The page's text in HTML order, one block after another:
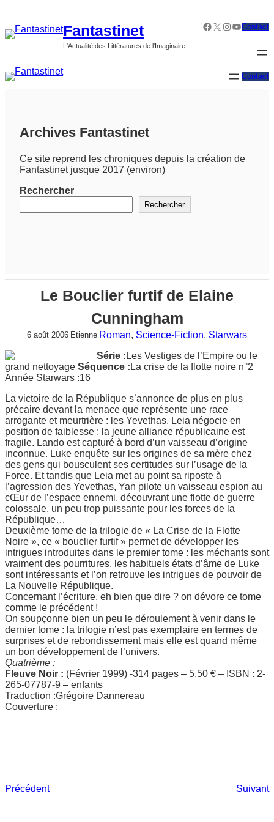
contenu
Fantastinet
L'Actualité des Littératures de l'Imaginaire
Facebook
X Instagram
YouTube
Contact
Contact
Archives Fantastinet
Ce site reprend les chroniques depuis la création de
Fantastinet jusque 2017 (environ)
Rechercher
Rechercher
Le Bouclier furtif de Elaine
Cunningham
6 août 2006 Etienne Roman, Science-Fiction, Starwars
Série : Les Vestiges de l’Empire ou le
grand nettoyage Séquence : La crise de la flotte noire n°2
Année Starwars :16
La victoire de la République s’annonce de plus en plus
précaire devant la menace que représente une race
arrogante et meurtrière : les Yevethas. Leia négocie en
position de faiblesse : la jeune alliance républicaine est
fragile. Lando est capturé à bord d’un vaisseau d’origine
inconnue. Luke enquête sur les origines de sa mère chez
des gens qui bousculent ses certitudes sur l’usage de la
Force. Et tandis que Leia met au point sa riposte à
l’agression des Yevethas, Yan pilote un vaisseau espion au
cŒur de l’espace ennemi, découvrant une flotte de guerre
colossale, un peu trop puissante pour les forces de la
République…
Deuxième tome de la trilogie de « La Crise de la Flotte
Noire », ce « bouclier furtif » permet de développer les
intrigues introduites dans le premier tome : les méchants sont
vraiment des pourritures, les habituels états d’âme de Luke
sont intéressants et l’on retrouve les intrigues de pouvoir de
La Nouvelle République.
Concernant l’écriture, eh bien que dire ? on dévore ce tome
comme le précédent !
On soupçonne bien un peu le déroulement à venir dans le
dernier tome : la trilogie n’est pas exemplaire en termes de
surprises et de rebondissement mais elle est quand même
un bon développement de l’univers.
Quatrième :
Fleuve Noir : (Février 1999) -314 pages – 5.50 € – ISBN : 2-
265-07787-9 – enfants
Traduction :Grégoire Dannereau
Couverture :
Précédent Suivant